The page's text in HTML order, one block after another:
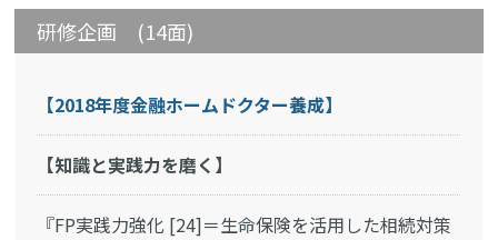
研修企画 (14面)
【2018年度金融ホームドクター養成】
【知識と実践力を磨く】
『FP実践力強化 [24]＝生命保険を活用した相続対策